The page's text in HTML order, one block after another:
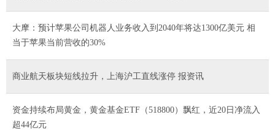
大摩：预计苹果公司机器人业务收入到2040年将达1300亿美元 相
当于苹果当前营收的30%
商业航天板块短线拉升，上海沪工直线涨停 报资讯
资金持续布局黄金，黄金基金ETF（518800）飘红，近20日净流入
超44亿元